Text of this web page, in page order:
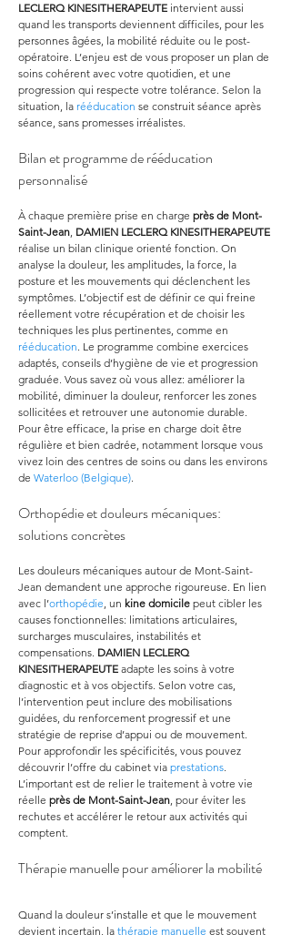
LECLERQ KINESITHERAPEUTE intervient aussi
quand les transports deviennent difficiles, pour les
personnes âgées, la mobilité réduite ou le post-
opératoire. L’enjeu est de vous proposer un plan de
soins cohérent avec votre quotidien, et une
progression qui respecte votre tolérance. Selon la
situation, la rééducation se construit séance après
séance, sans promesses irréalistes.
Bilan et programme de rééducation
personnalisé
À chaque première prise en charge près de Mont-
Saint-Jean, DAMIEN LECLERQ KINESITHERAPEUTE
réalise un bilan clinique orienté fonction. On
analyse la douleur, les amplitudes, la force, la
posture et les mouvements qui déclenchent les
symptômes. L’objectif est de définir ce qui freine
réellement votre récupération et de choisir les
techniques les plus pertinentes, comme en
rééducation. Le programme combine exercices
adaptés, conseils d’hygiène de vie et progression
graduée. Vous savez où vous allez: améliorer la
mobilité, diminuer la douleur, renforcer les zones
sollicitées et retrouver une autonomie durable.
Pour être efficace, la prise en charge doit être
régulière et bien cadrée, notamment lorsque vous
vivez loin des centres de soins ou dans les environs
de Waterloo (Belgique).
Orthopédie et douleurs mécaniques:
solutions concrètes
Les douleurs mécaniques autour de Mont-Saint-
Jean demandent une approche rigoureuse. En lien
avec l’orthopédie, un kine domicile peut cibler les
causes fonctionnelles: limitations articulaires,
surcharges musculaires, instabilités et
compensations. DAMIEN LECLERQ
KINESITHERAPEUTE adapte les soins à votre
diagnostic et à vos objectifs. Selon votre cas,
l’intervention peut inclure des mobilisations
guidées, du renforcement progressif et une
stratégie de reprise d’appui ou de mouvement.
Pour approfondir les spécificités, vous pouvez
découvrir l’offre du cabinet via prestations.
L’important est de relier le traitement à votre vie
réelle près de Mont-Saint-Jean, pour éviter les
rechutes et accélérer le retour aux activités qui
comptent.
Thérapie manuelle pour améliorer la mobilité
Quand la douleur s’installe et que le mouvement
devient incertain, la thérapie manuelle est souvent